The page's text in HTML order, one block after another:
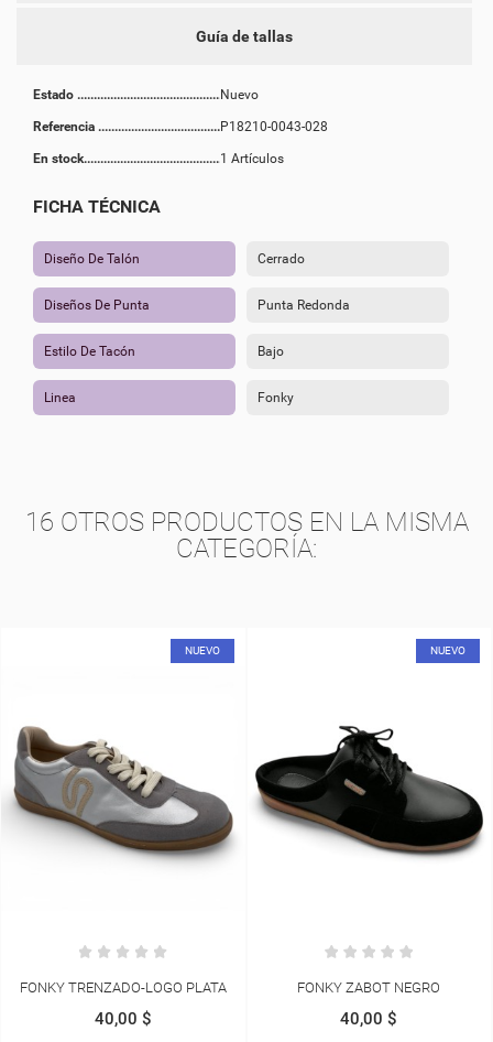
Guía de tallas
Estado Nuevo
Referencia P18210-0043-028
En stock 1 Artículos
FICHA TÉCNICA
Diseño De Talón Cerrado
Diseños De Punta Punta Redonda
Estilo De Tacón Bajo
Linea Fonky
16 OTROS PRODUCTOS EN LA MISMA
CATEGORÍA:
NUEVO
FONKY ZABOT NEGRO
40,00 $
NUEVO
FONKY ZABOT BEIGE
40,00 $